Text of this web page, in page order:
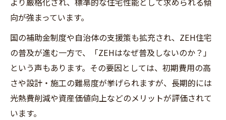
向が強まっています。
国の補助金制度や自治体の支援策も拡充され、ZEH住宅
の普及が進む一方で、「ZEHはなぜ普及しないのか？」
という声もあります。その要因としては、初期費用の高
さや設計・施工の難易度が挙げられますが、長期的には
光熱費削減や資産価値向上などのメリットが評価されて
います。